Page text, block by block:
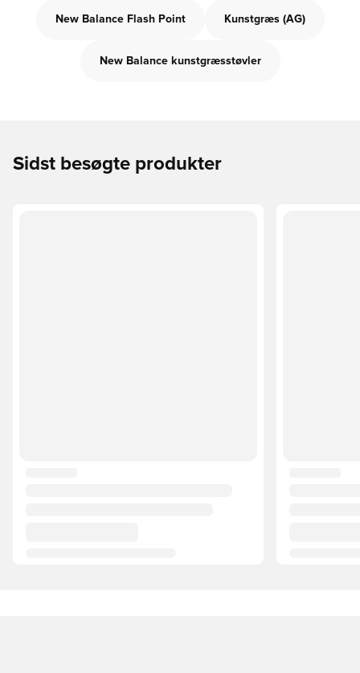
New Balance Flash Point Kunstgræs (AG)
New Balance kunstgræsstøvler
Sidst besøgte produkter